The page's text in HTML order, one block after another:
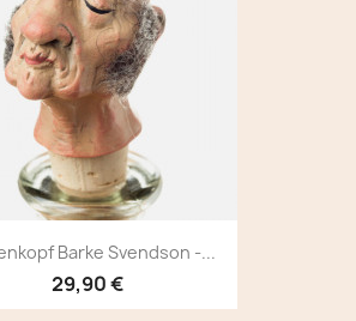
Barke Svendson -...
29,90 €